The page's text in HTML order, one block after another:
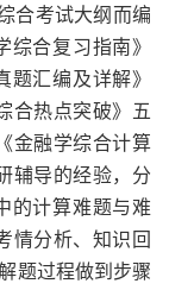
合考试大纲而编
合复习指南》
题汇编及详解》
合热点突破》五
金融学综合计算
辅导的经验，分
的计算难题与难
情分析、知识回
题过程做到步骤